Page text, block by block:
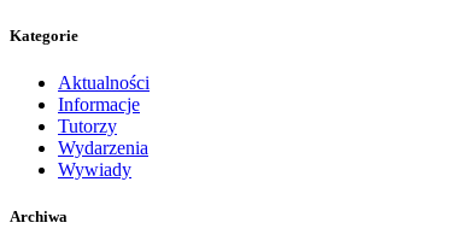
Kategorie
Aktualności
Informacje
Tutorzy
Wydarzenia
Wywiady
Archiwa